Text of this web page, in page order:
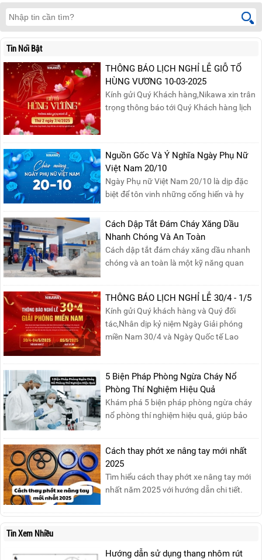
Tin Nổi Bật
THÔNG BÁO LỊCH NGHỈ LỄ GIỖ TỔ
HÙNG VƯƠNG 10-03-2025
Kính gửi Quý Khách hàng,Nikawa xin trân
trọng thông báo tới Quý Khách hàng lịch
07/04/2025, nhằm ngày Giỗ Tổ Hùng
Vương – dịp để tưởng nhớ công ơn dựng
nước của các Vua Hùng....
Nguồn Gốc Và Ý Nghĩa Ngày Phụ Nữ
Việt Nam 20/10
Ngày Phụ nữ Việt Nam 20/10 là dịp đặc
biệt để tôn vinh những cống hiến và hy
Khởi nguồn từ sự ra đời của Hội Phụ nữ
phản đế Việt Nam vào năm 1930, ngày
này không chỉ ghi nhận vai trò quan trọng
của phụ nữ ...
Cách Dập Tắt Đám Cháy Xăng Dầu
Nhanh Chóng Và An Toàn
Cách dập tắt đám cháy xăng dầu nhanh
chóng và an toàn là một kỹ năng quan
cháy xăng dầu rất dễ lan rộng và gây thiệt
hại nghiêm trọng nếu không được xử lý kịp
thời. Vì vậy, việc hiểu rõ các phương pháp
dập tắt...
THÔNG BÁO LỊCH NGHỈ LỄ 30/4 - 1/5
Kính gửi Quý khách hàng và Quý đối
tác,Nhân dịp kỷ niệm Ngày Giải phóng
miền Nam 30/4 và Ngày Quốc tế Lao
báo lịch nghỉ lễ như sau:Thời gian nghỉ: Từ
Thứ Ba, ngày 29/04/2025 đến hết Chủ
Nhật, ngày 04/05/2025.T...
5 Biện Pháp Phòng Ngừa Cháy Nổ
Phòng Thí Nghiệm Hiệu Quả
Khám phá 5 biện pháp phòng ngừa cháy
nổ phòng thí nghiệm hiệu quả, giúp bảo
sản, giảm thiểu nguy cơ cháy nổ phòng thí
nghiệm.
Cách thay phớt xe nâng tay mới nhất
2025
Tìm hiểu cách thay phớt xe nâng tay mới
nhất năm 2025 với hướng dẫn chi tiết.
phớt đúng cách, giúp xe nâng hoạt động
Tin Xem Nhiều
Hướng dẫn sử dụng thang nhôm rút